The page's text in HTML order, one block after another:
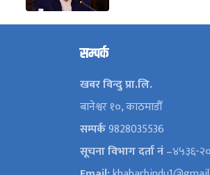
सम्पर्क
खबर विन्दु प्रा.लि.
बानेश्वर १०, काठमाडौँ
सम्पर्क9828035536
सूचना विभाग दर्ता नं–४५३६-